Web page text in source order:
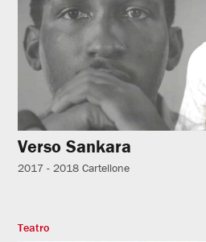
Verso Sankara
2017 - 2018 Cartellone
Teatro